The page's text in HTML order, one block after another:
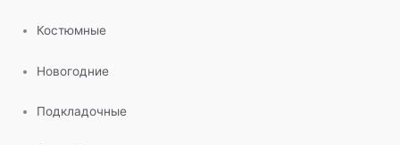
Костюмные
Новогодние
Подкладочные